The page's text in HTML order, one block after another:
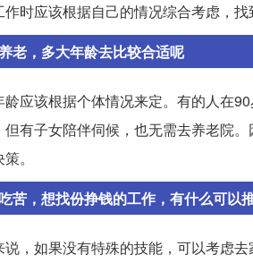
时应该根据自己的情况综合考虑，找
老，多大年龄去比较合适呢
应该根据个体情况来定。有的人在
有子女陪伴伺候，也无需去养老院
。
苦，想找份挣钱的工作，有什么可以
，如果没有特殊的技能，可以考虑